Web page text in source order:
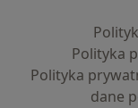
Polityka
Polityka
dane